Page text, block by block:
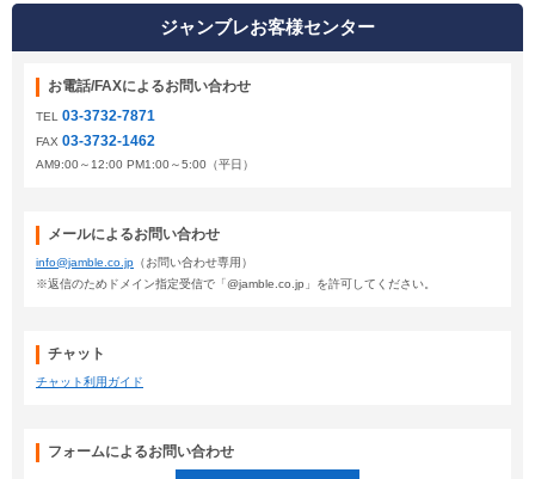
ジャンブレお客様センター
お電話/FAXによるお問い合わせ
TEL 03-3732-7871
FAX 03-3732-1462
AM9:00～12:00 PM1:00～5:00（平日）
メールによるお問い合わせ
info@jamble.co.jp （お問い合わせ専用）
※返信のためドメイン指定受信で「@jamble.co.jp」を許可してください。
チャット
チャット利用ガイド
フォームによるお問い合わせ